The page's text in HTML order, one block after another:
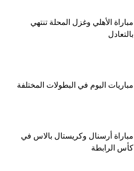
مباراة الأهلي وغزل المحلة تنتهي
بالتعادل
مباريات اليوم في البطولات المختلفة
مباراة أرسنال وكريستال بالاس في
كأس الرابطة